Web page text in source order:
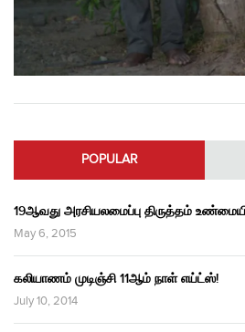
POPULAR
19ஆவது அரசியலமைப்பு திருத்தம்
May 6, 2015
கலியாணம் முடிஞ்சி 11ஆம் நாள் எய்ட்ஸ்!
July 10, 2014